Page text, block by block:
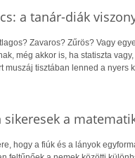
a tanár-diák
Zavaros? Zűrös? Vagy
még akkor is, ha statiszta
muszáj tisztában lenned a nyers
a
hogy a fiúk és a lányok